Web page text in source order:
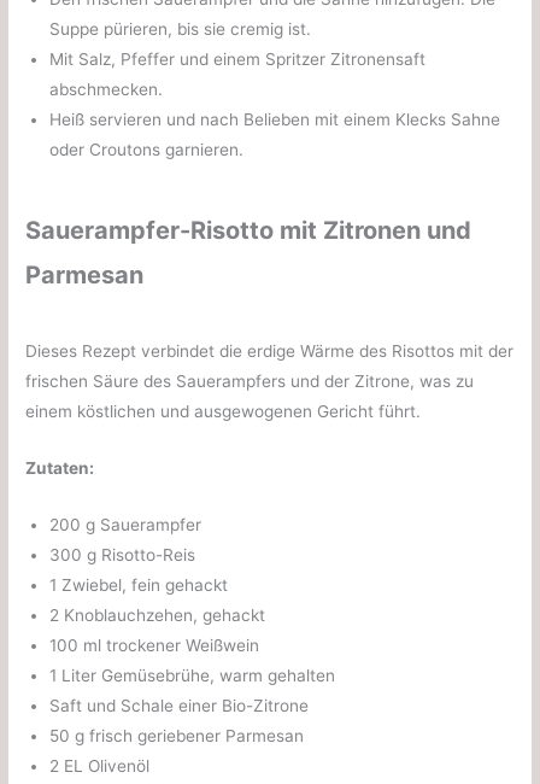
Suppe pürieren, bis sie cremig ist.
Mit Salz, Pfeffer und einem Spritzer Zitronensaft
abschmecken.
Heiß servieren und nach Belieben mit einem Klecks Sahne
oder Croutons garnieren.
Sauerampfer-Risotto mit Zitronen und
Parmesan
Dieses Rezept verbindet die erdige Wärme des Risottos mit der
frischen Säure des Sauerampfers und der Zitrone, was zu
einem köstlichen und ausgewogenen Gericht führt.
Zutaten:
200 g Sauerampfer
300 g Risotto-Reis
1 Zwiebel, fein gehackt
2 Knoblauchzehen, gehackt
100 ml trockener Weißwein
1 Liter Gemüsebrühe, warm gehalten
Saft und Schale einer Bio-Zitrone
50 g frisch geriebener Parmesan
2 EL Olivenöl